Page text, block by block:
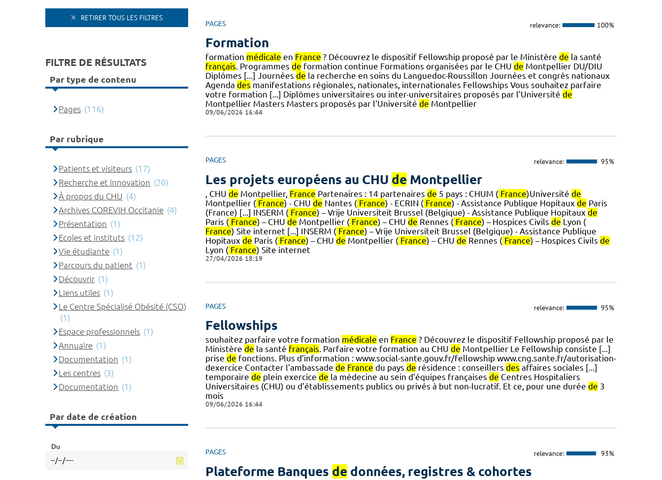
PAGES relevance: 100%
Formation
formation médicale en France ? Découvrez le dispositif Fellowship proposé par le Ministère de la santé
français. Programmes de formation continue Formations organisées par le CHU de Montpellier DU/DIU
Diplômes [...] Journées de la recherche en soins du Languedoc-Roussillon Journées et congrès nationaux
Agenda des manifestations régionales, nationales, internationales Fellowships Vous souhaitez parfaire
votre formation [...] Diplômes universitaires ou inter-universitaires proposés par l'Université de
Montpellier Masters Masters proposés par l'Université de Montpellier
09/06/2026 16:44
PAGES relevance: 95%
Les projets européens au CHU de Montpellier
, CHU de Montpellier, France Partenaires : 14 partenaires de 5 pays : CHUM ( France)Université de
Montpellier ( France) - CHU de Nantes ( France) - ECRIN ( France) - Assistance Publique Hopitaux de Paris
(France) [...] INSERM ( France) – Vrije Universiteit Brussel (Belgique) - Assistance Publique Hopitaux de
Paris ( France) – CHU de Montpellier ( France) – CHU de Rennes ( France) – Hospices Civils de Lyon (
France) Site internet [...] INSERM ( France) – Vrije Universiteit Brussel (Belgique) - Assistance Publique
Hopitaux de Paris ( France) – CHU de Montpellier ( France) – CHU de Rennes ( France) – Hospices Civils de
Lyon ( France) Site internet
27/04/2026 18:19
PAGES relevance: 95%
Fellowships
souhaitez parfaire votre formation médicale en France ? Découvrez le dispositif Fellowship proposé par le
Ministère de la santé français. Parfaire votre formation au CHU de Montpellier Le Fellowship consiste [...]
prise de fonctions. Plus d’information : www.social-sante.gouv.fr/fellowship www.cng.sante.fr/autorisation-
dexercice Contacter l'ambassade de France du pays de résidence : conseillers des affaires sociales [...]
temporaire de plein exercice de la médecine au sein d’équipes françaises de Centres Hospitaliers
Universitaires (CHU) ou d’établissements publics ou privés à but non-lucratif. Et ce, pour une durée de 3
mois
09/06/2026 16:44
PAGES relevance: 93%
Plateforme Banques de données, registres & cohortes
RETIRER TOUS LES FILTRES
FILTRE DE RÉSULTATS
Par type de contenu
Pages (116)
Par rubrique
Patients et visiteurs (17)
Recherche et innovation (20)
À propos du CHU (4)
Archives COREVIH Occitanie (4)
Présentation (1)
Ecoles et instituts (12)
Vie étudiante (1)
Parcours du patient (1)
Découvrir (1)
Liens utiles (1)
Le Centre Spécialisé Obésité (CSO)
(1)
Espace professionnels (1)
Annuaire (1)
Documentation (1)
Les centres (3)
Documentation (1)
Par date de création
Du